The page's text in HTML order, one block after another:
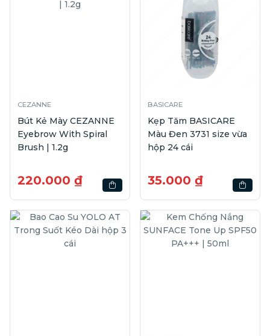
CEZANNE
Bút Kẻ Mày CEZANNE
Eyebrow With Spiral
Brush | 1.2g
220.000 ₫
BASICARE
Kẹp Tăm BASICARE
Màu Đen 3731 size vừa
hộp 24 cái
35.000 ₫